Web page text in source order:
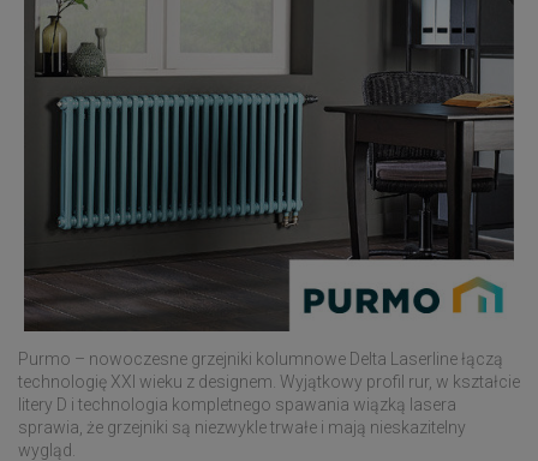
Purmo – nowoczesne grzejniki kolumnowe Delta Laserline łączą
technologię XXI wieku z designem. Wyjątkowy profil rur, w kształcie
litery D i technologia kompletnego spawania wiązką lasera
sprawia, że grzejniki są niezwykle trwałe i mają nieskazitelny
wygląd.